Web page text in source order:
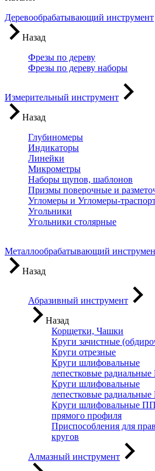
Деревообрабатывающий инструмент
Назад
Фрезы по дереву
Фрезы по дереву наборы
Измерительный инструмент
Назад
Глубиномеры
Индикаторы
Линейки
Микрометры
Наборы щупов, шаблонов
Призмы поверочные и
Угломеры и Угломеры-
Угольники
Угольники столярные
Металлообрабатывающий
Назад
Абразивный инструмент
Назад
Корщетки, Чашки
Круги зачистные
Круги отрезные
Круги шлифовальные
лепестковые
Круги шлифовальные
лепестковые
Круги шлифовальные ПП
прямого профиля
Приспособления для
кругов
Алмазный инструмент